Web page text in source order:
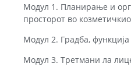
Модул 1. Планирање и
просторот во
Модул 2. Градба,
Модул 3. Третмани ла